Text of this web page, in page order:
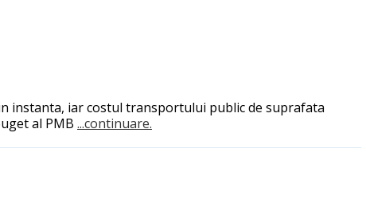
instanta, iar costul transportului public de suprafata
al PMB ...continuare.